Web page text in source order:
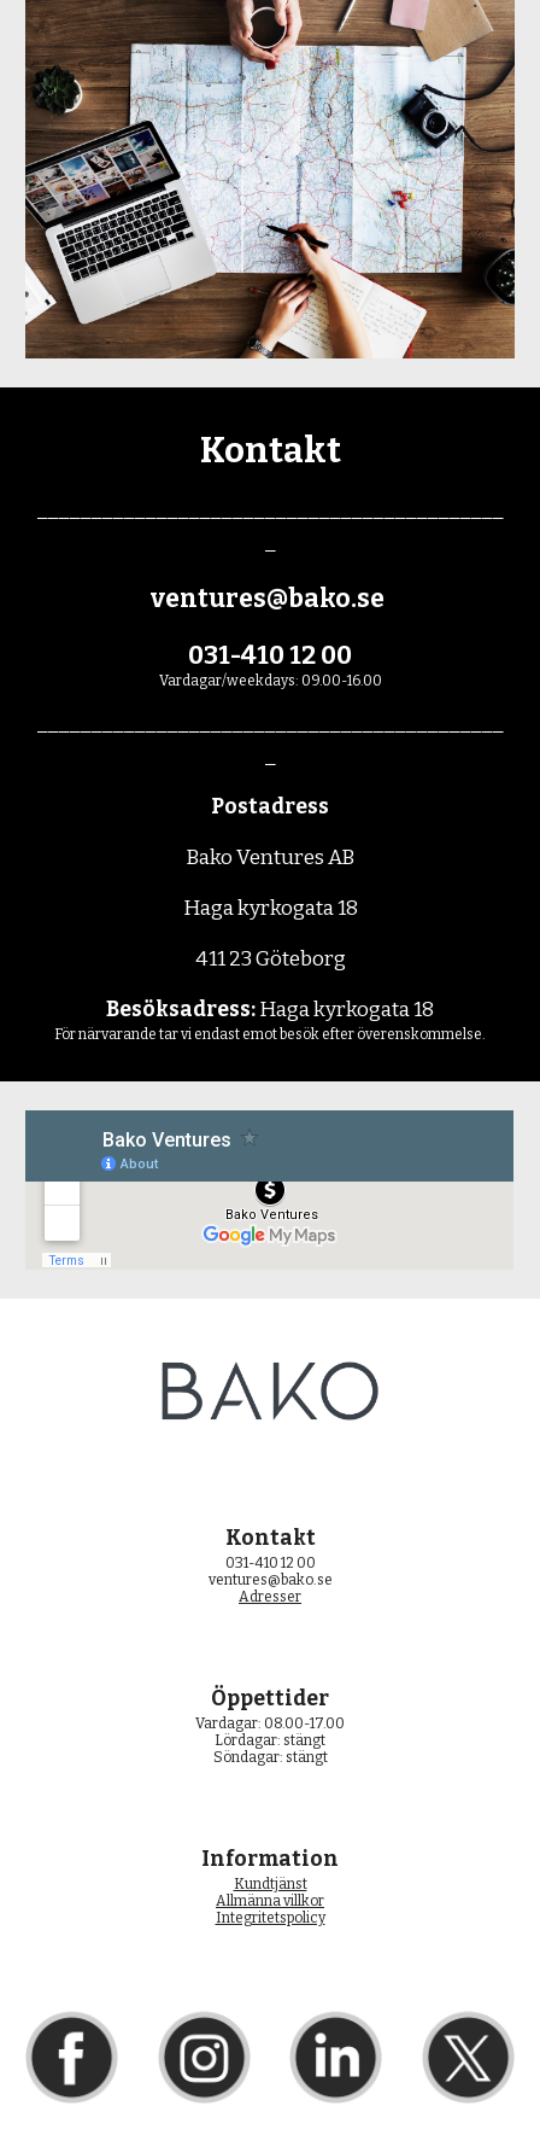
Kontakt
ventures@bako.se
031-410 12 00
Vardagar/weekdays: 09.00-16.00
Postadress
Bako Ventures AB
Haga kyrkogata 18
411 23 Göteborg
Besöksadress: Haga kyrkogata 18
För närvarande tar vi endast emot besök efter överenskommelse.
Kontakt
031-410 12 00
ventures@bako.se
Adresser
Öppettider
Vardagar: 08.00-17.00
Lördagar: stängt
Söndagar: stängt
Information
Kundtjänst
Allmänna villkor
Integritetspolicy